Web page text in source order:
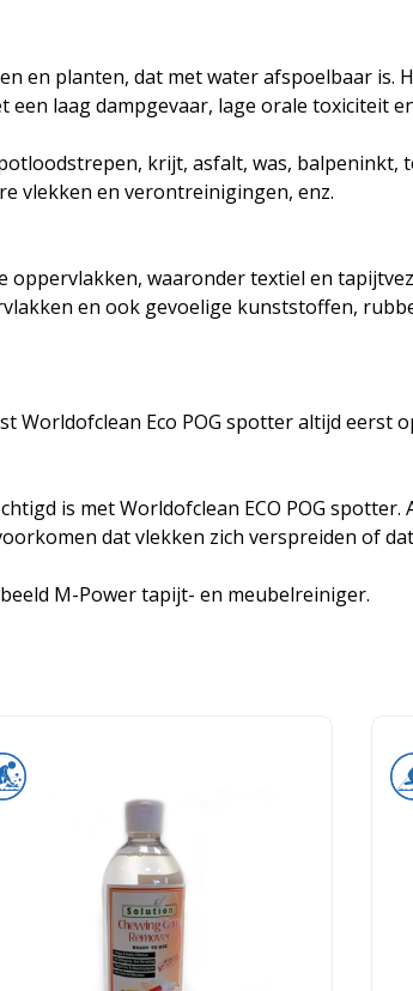
en planten, dat met water afspoelbaar is.
laag dampgevaar, lage orale toxiciteit
krijt, asfalt, was, balpeninkt,
vlekken en verontreinigingen, enz.
waaronder textiel en
en ook gevoelige kunststoffen,
Eco POG spotter altijd eerst
is met Worldofclean ECO POG spotter.
dat vlekken zich verspreiden of
M-Power tapijt- en meubelreiniger.